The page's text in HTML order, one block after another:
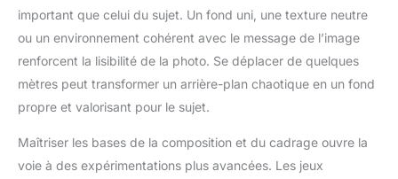
important que celui du sujet. Un fond uni, une texture neutre
ou un environnement cohérent avec le message de l’image
renforcent la lisibilité de la photo. Se déplacer de quelques
mètres peut transformer un arrière-plan chaotique en un fond
propre et valorisant pour le sujet.
Maîtriser les bases de la composition et du cadrage ouvre la
voie à des expérimentations plus avancées. Les jeux